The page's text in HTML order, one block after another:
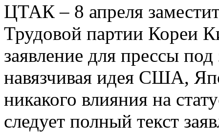
ЦТАК – 8 апреля
Трудовой партии Кореи
заявление для прессы
навязчивая идея США,
никакого влияния на
следует полный текст